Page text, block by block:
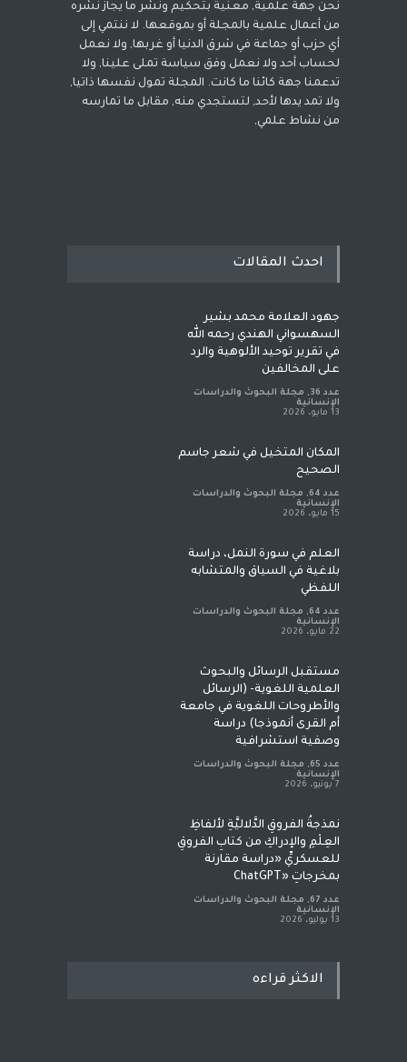
نحن جهة علمية, معنية بتحكيم ونشر ما يجاز نشره
من أعمال علمية بالمجلة أو بموقعها. لا ننتمي إلى
أي حزب أو جماعة في شرق الدنيا أو غربها, ولا نعمل
لحساب أحد ولا نعمل وفق سياسة تملى علينا, ولا
تدعمنا جهة كائنا ما كانت. المجلة تمول نفسها ذاتيا,
ولا تمد يدها لأحد, لتستجدي منه, مقابل ما تمارسه
من نشاط علمي,
احدث المقالات
جهود العلامة محمد بشير
السهسواني الهندي رحمه الله
في تقرير توحيد الألوهية والرد
على المخالفين
عدد 36 , مجلة البحوث والدراسات
الإنسانية
13 مايو، 2026
المكان المتخيل في شعر جاسم
الصحيح
عدد 64 , مجلة البحوث والدراسات
الإنسانية
15 مايو، 2026
العلم في سورة النمل، دراسة
بلاغية في السياق والمتشابه
اللفظي
عدد 64 , مجلة البحوث والدراسات
الإنسانية
22 مايو، 2026
مستقبل الرسائل والبحوث
العلمية اللغوية- (الرسائل
والأطروحات اللغوية في جامعة
أم القرى أنموذجا) دراسة
وصفية استشرافية
عدد 65 , مجلة البحوث والدراسات
الإنسانية
7 يونيو، 2026
نمذجةُ الفروقِ الدَّلاليَّةِ لألفاظِ
العِلْمِ والإدراكِ من كتابِ الفروقِ
للعسكريِّ «دراسة مقارنة
بمخرجاتِ «ChatGPT
عدد 67 , مجلة البحوث والدراسات
الإنسانية
13 يوليو، 2026
الاكثر قراءه